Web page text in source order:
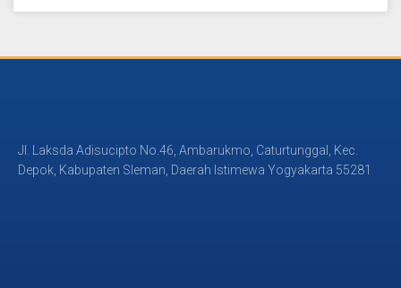
Jl. Laksda Adisucipto No.46, Ambarukmo, Caturtunggal, Kec.
Depok, Kabupaten Sleman, Daerah Istimewa Yogyakarta 55281